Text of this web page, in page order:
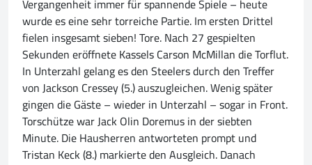
Vergangenheit immer für spannende Spiele – heute
wurde es eine sehr torreiche Partie. Im ersten Drittel
fielen insgesamt sieben! Tore. Nach 27 gespielten
Sekunden eröffnete Kassels Carson McMillan die Torflut.
In Unterzahl gelang es den Steelers durch den Treffer
von Jackson Cressey (5.) auszugleichen. Wenig später
gingen die Gäste – wieder in Unterzahl – sogar in Front.
Torschütze war Jack Olin Doremus in der siebten
Minute. Die Hausherren antworteten prompt und
Tristan Keck (8.) markierte den Ausgleich. Danach